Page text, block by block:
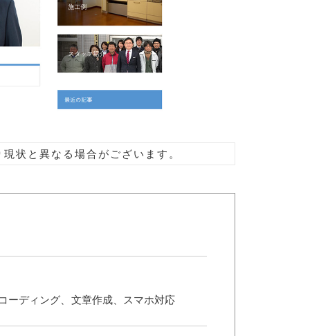
状と異なる場合がございます。
ーディング、文章作成、スマホ対応